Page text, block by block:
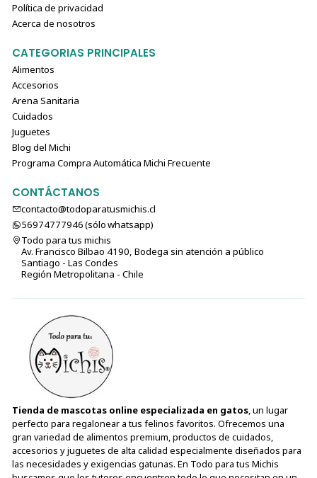
Política de privacidad
Acerca de nosotros
CATEGORIAS PRINCIPALES
Alimentos
Accesorios
Arena Sanitaria
Cuidados
Juguetes
Blog del Michi
Programa Compra Automática Michi Frecuente
CONTÁCTANOS
contacto@todoparatusmichis.cl
56974777946 (sólo⁣⁣⁣⁣⁣​​​​​​​​​​​​​​​ whatsapp)
Todo para tus michis
Av. Francisco Bilbao 4190, Bodega sin atención a público
Santiago - Las Condes
Región Metropolitana - Chile
Tienda de mascotas online especializada en gatos, un lugar
perfecto para regalonear a tus felinos favoritos. Ofrecemos una
gran variedad de alimentos premium, productos de cuidados,
accesorios y juguetes de alta calidad especialmente diseñados para
las necesidades y exigencias gatunas. En Todo para tus Michis